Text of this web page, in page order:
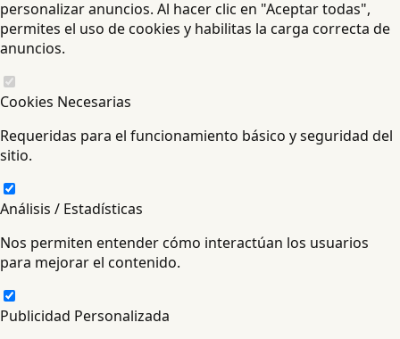
personalizar anuncios. Al hacer clic en "Aceptar todas",
permites el uso de cookies y habilitas la carga correcta de
anuncios.
Cookies Necesarias
Requeridas para el funcionamiento básico y seguridad del
sitio.
Análisis / Estadísticas
Nos permiten entender cómo interactúan los usuarios
para mejorar el contenido.
Publicidad Personalizada